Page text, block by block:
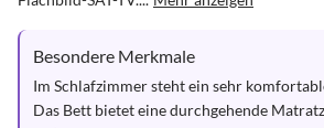
Besondere Merkmale
Im Schlafzimmer steht ein sehr
Das Bett bietet eine durchgehende